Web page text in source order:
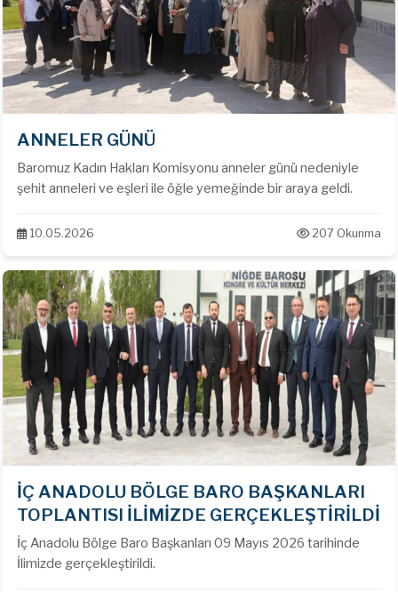
ANNELER GÜNÜ
Baromuz Kadın Hakları Komisyonu anneler günü nedeniyle
şehit anneleri ve eşleri ile öğle yemeğinde bir araya geldi.
10.05.2026 207 Okunma
İÇ ANADOLU BÖLGE BARO BAŞKANLARI
TOPLANTISI İLİMİZDE GERÇEKLEŞTİRİLDİ
İç Anadolu Bölge Baro Başkanları 09 Mayıs 2026 tarihinde
İlimizde gerçekleştirildi.